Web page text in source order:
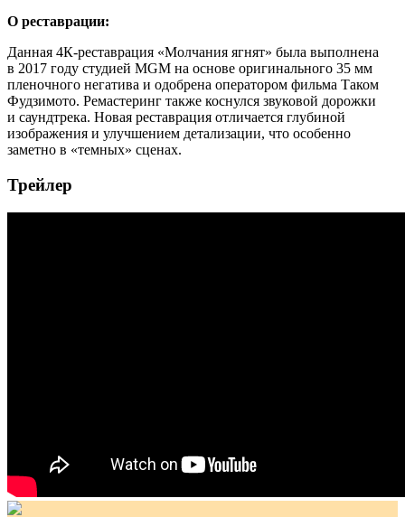
О реставрации:
Данная 4К-реставрация «Молчания ягнят» была выполнена
в 2017 году студией MGM на основе оригинального 35 мм
пленочного негатива и одобрена оператором фильма Таком
Фудзимото. Ремастеринг также коснулся звуковой дорожки
и саундтрека. Новая реставрация отличается глубиной
изображения и улучшением детализации, что особенно
заметно в «темных» сценах.
Трейлер